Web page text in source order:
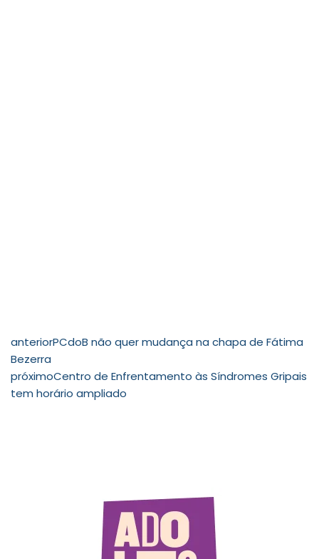
anteriorPCdoB não quer mudança na chapa de Fátima
Bezerra
próximoCentro de Enfrentamento às Síndromes Gripais
tem horário ampliado